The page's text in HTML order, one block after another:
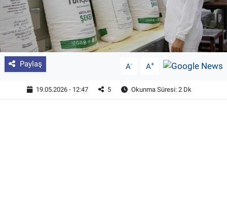
Paylaş A- A+
19.05.2026 - 12:47 5 Okunma Süresi: 2 Dk
Tahıllar ve Baklagiller
Tohum